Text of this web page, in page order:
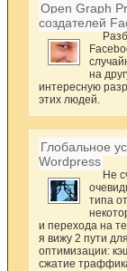
Open Graph
создателей
на
интересную
этих людей.
Глобальное
Wordpress
Не
типа
и перехода на
я вижу 2 пути для
оптимизации:
сжатие